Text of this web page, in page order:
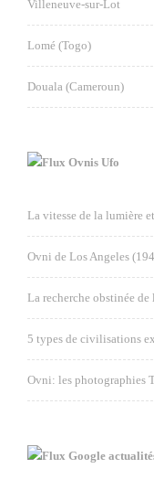
Villeneuve-sur-Lot
Lomé (Togo)
Douala (Cameroun)
Ovnis Ufo
La vitesse de la lumière
Ovni de Los Angeles
La recherche obstinée
5 types de civilisations
Ovni: les photographies
Google